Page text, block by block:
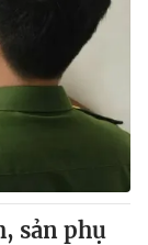
sản phụ